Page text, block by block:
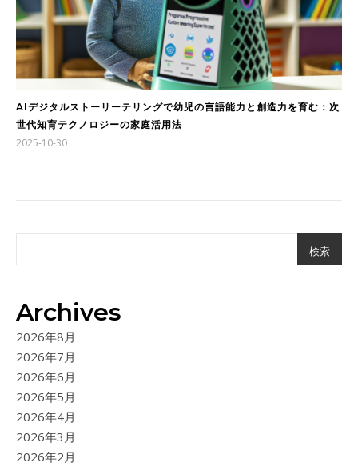
AIデジタルストーリーテリングで幼児の言語能力と創造力を育む：次
世代知育テクノロジーの家庭活用法
2025-10-30
検索
Archives
2026年8月
2026年7月
2026年6月
2026年5月
2026年4月
2026年3月
2026年2月